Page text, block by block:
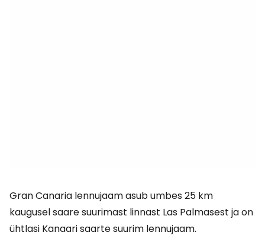
Gran Canaria lennujaam asub umbes 25 km
kaugusel saare suurimast linnast Las Palmasest ja on
ühtlasi Kanaari saarte suurim lennujaam.